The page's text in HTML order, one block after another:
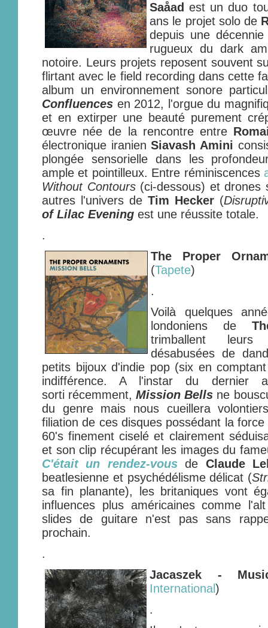
Saåad est un duo
ans le projet solo de
depuis une
rugueux du dark
notoire. Leurs projets reposent souvent
flirtant avec le field recording dans cette
album un environnement sonore
Confluences en 2012, l'orgue du
et en extirper une beauté purement
œuvre née de la rencontre entre
électronique iranienSiavash Amini
plongée sensorielle dans les
ample et pointilleux. Entre réminiscences
Without Contours(ci-dessous) et drones
autres l'univers de Tim Hecker (
of Lilac Evening est une réussite totale.
.
The Proper
(Tapete)
.
Voilà quelques
londoniens de
trimballent leurs
désabusées de
petits bijoux d'indie pop (six en
indifférence. A l'instar du dernier
sorti récemment,Mission Bells ne
du genre mais nous cueillera
filiation de ces disques possédant la
60's finement ciselé et clairement
et son clip récupérant les images du
C'était un rendez-vousde Claude
beatlesienne et psychédélisme délicat (
sa fin planante), les britaniques vont
influences plus américaines comme
slides de guitare n'est pas sans
prochain.
.
Jacaszek -
International)
.